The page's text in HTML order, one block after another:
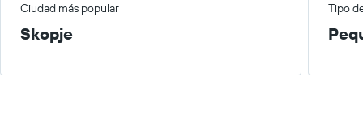
Ciudad más popular Tipo
Skopje